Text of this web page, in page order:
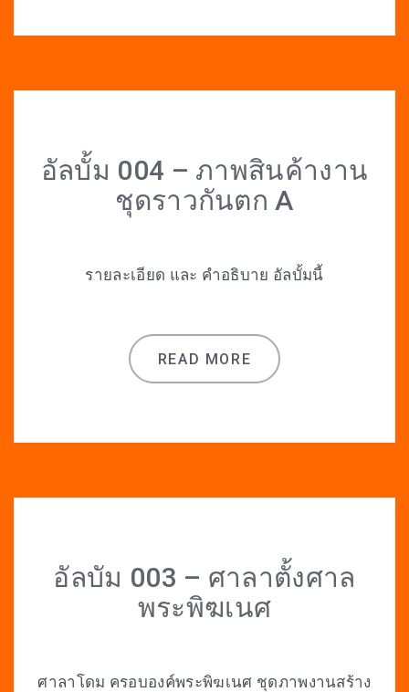
อัลบั้ม 004 – ภาพสินค้างาน
ชุดราวกันตก A
รายละเอียด และ คำอธิบาย อัลบั้มนี้
READ MORE
อัลบัม 003 – ศาลาตั้งศาล
พระพิฆเนศ
ศาลาโดม ครอบองค์พระพิฆเนศ ชุดภาพงานสร้าง